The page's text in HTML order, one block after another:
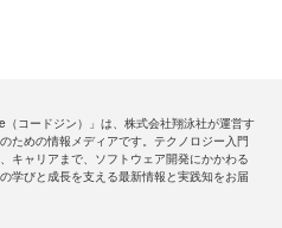
（コードジン）」は、株式会社翔泳社が運営す
ための情報メディアです。テクノロジー入門
キャリアまで、ソフトウェア開発にかかわる
学びと成長を支える最新情報と実践知をお届